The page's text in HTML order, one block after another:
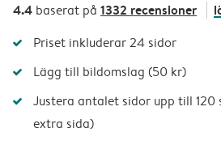
4.4 baserat på 1332 recensioner
Priset inkluderar 24 sidor
Lägg till bildomslag (50 kr)
Justera antalet sidor upp till 120
extra sida)